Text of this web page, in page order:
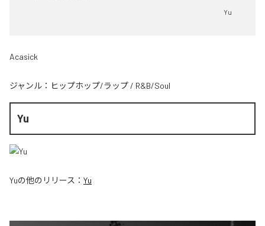
Yu
Acasick
ジャンル： ヒップホップ/ラップ / R&B/Soul
Yu
Yuの他のリリース： Yu